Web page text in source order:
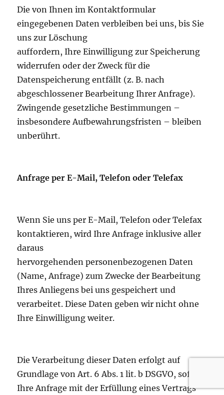
Die von Ihnen im Kontaktformular
eingegebenen Daten verbleiben bei uns, bis Sie
uns zur Löschung
auffordern, Ihre Einwilligung zur Speicherung
widerrufen oder der Zweck für die
Datenspeicherung entfällt (z. B. nach
abgeschlossener Bearbeitung Ihrer Anfrage).
Zwingende gesetzliche Bestimmungen –
insbesondere Aufbewahrungsfristen – bleiben
unberührt.
Anfrage per E-Mail, Telefon oder Telefax
Wenn Sie uns per E-Mail, Telefon oder Telefax
kontaktieren, wird Ihre Anfrage inklusive aller
daraus
hervorgehenden personenbezogenen Daten
(Name, Anfrage) zum Zwecke der Bearbeitung
Ihres Anliegens bei uns gespeichert und
verarbeitet. Diese Daten geben wir nicht ohne
Ihre Einwilligung weiter.
Die Verarbeitung dieser Daten erfolgt auf
Grundlage von Art. 6 Abs. 1 lit. b DSGVO, sofern
Ihre Anfrage mit der Erfüllung eines Vertrags